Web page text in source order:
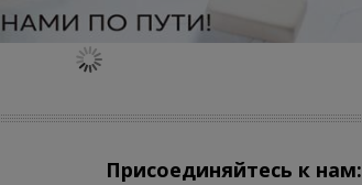
Присоединяйтесь к нам: